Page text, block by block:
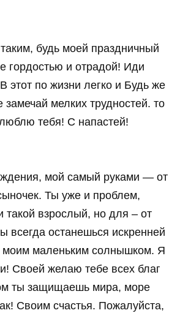
таким, будь моей праздничный
гордостью и отрадой! Иди
этот по жизни легко и Будь же
замечай мелких трудностей. то
тебя! С напастей!
мой самый руками — от
Ты уже и проблем,
такой взрослый, но для – от
всегда останешься искренней
моим маленьким солнышком. Я
Своей желаю тебе всех благ
ты защищаешь мира, море
Своим счастья. Пожалуйста,